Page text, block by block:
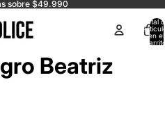
sobre $49.990
Total
en el
Beatriz